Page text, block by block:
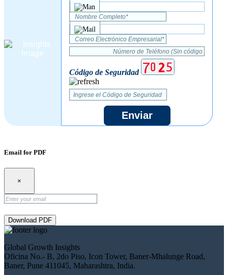
Código de Seguridad
Enviar
Email for PDF
×
Download PDF
Global Growth Insights
Oficina No.- B, 2do Piso, Icon Tower, Baner-Mhalunge Road,
Baner, Pune 411045, Maharashtra, India.